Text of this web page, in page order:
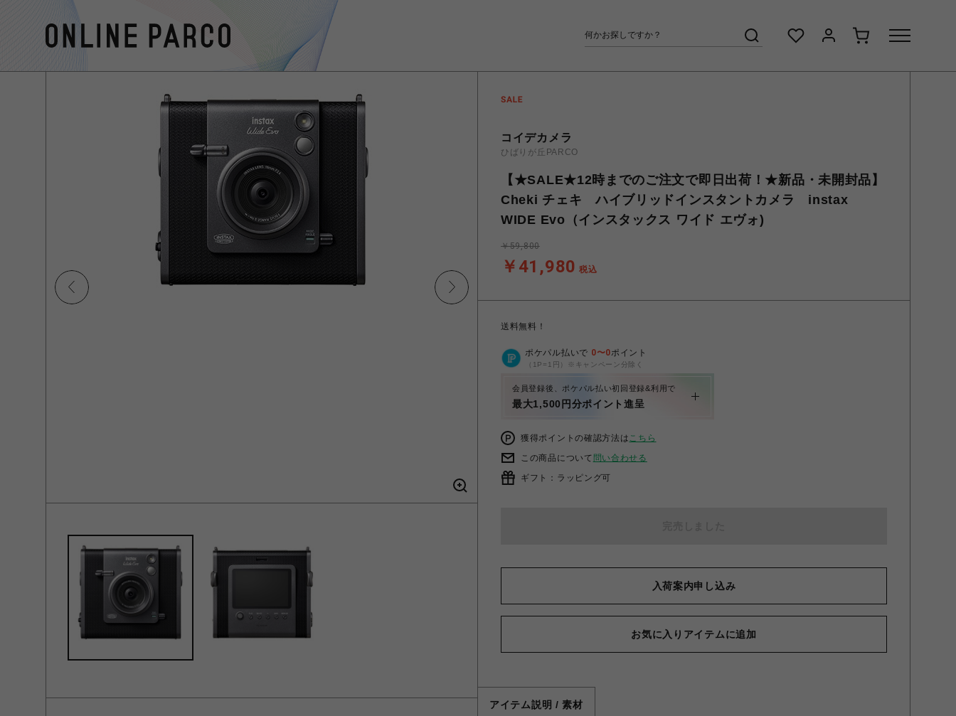
コイデカメラ
ひばりが丘PARCO
【★SALE★12時までのご注文で即日出荷！★新品・未開封品】
Cheki チェキ ハイブリッドインスタントカメラ instax
WIDE Evo（インスタックス ワイド エヴォ)
￥41,980 税込
￥59,800
送料無料！
ポケパル払いで 0〜0ポイント
（1P=1円）※キャンペーン分除く
会員登録後、ポケパル払い初回登録&利用で
最大1,500円分ポイント進呈
獲得ポイントの確認方法はこちら
この商品について 問い合わせる
ギフト：ラッピング可
入荷案内申し込み
お気に入りアイテムに追加
アイテム説明 / 素材